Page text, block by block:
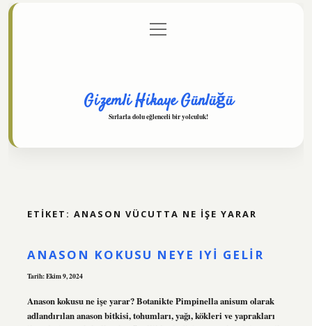
Gizlilik Politikası
menüyü
aç
Gizemli Hikaye Günlüğü
Sırlarla dolu eğlenceli bir yolculuk!
ETIKET: ANASON VÜCUTTA NE IŞE YARAR
ANASON KOKUSU NEYE IYI GELIR
Tarih: Ekim 9, 2024
Anason kokusu ne işe yarar? Botanikte Pimpinella anisum olarak
adlandırılan anason bitkisi, tohumları, yağı, kökleri ve yaprakları